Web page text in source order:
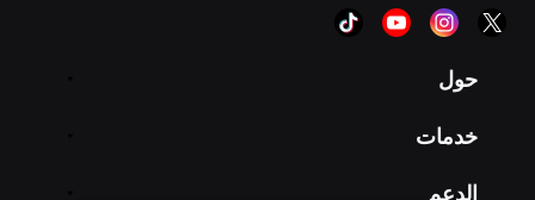
حول
خدمات
الدعم